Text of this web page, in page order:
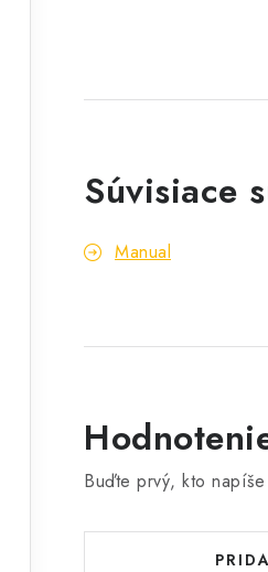
Súvisiace
Manual
Buďte prvý, kto